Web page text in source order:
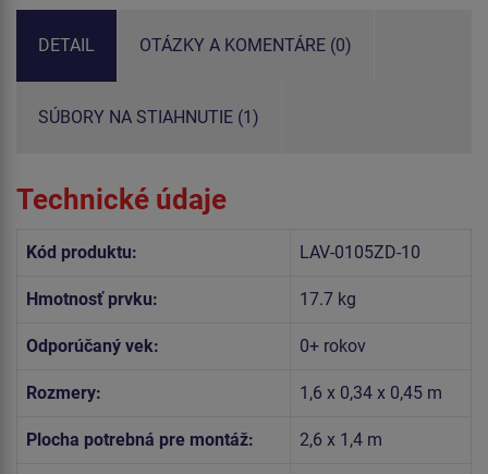
DETAIL OTÁZKY A KOMENTÁRE (0)
SÚBORY NA STIAHNUTIE (1)
Technické údaje
Kód produktu: LAV-0105ZD-10
Hmotnosť prvku: 17.7 kg
Odporúčaný vek: 0+ rokov
Rozmery: 1,6 x 0,34 x 0,45 m
Plocha potrebná pre montáž: 2,6 x 1,4 m